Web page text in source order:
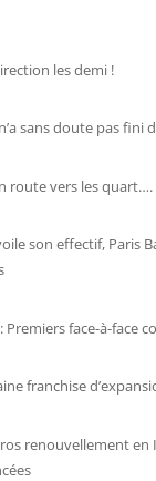
les demi !
sans doute pas fini
route vers les quart….
son effectif, Paris
Premiers face-à-face
franchise
renouvellement en